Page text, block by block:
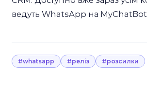
ведуть WhatsApp на
#whatsapp #реліз #розсилки